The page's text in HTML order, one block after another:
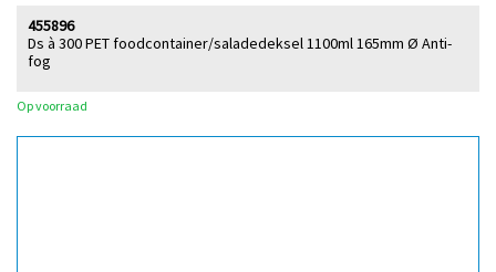
Ds à 300 PET foodcontainer/saladedeksel 1100ml 165mm Ø Anti-
fog
455896
Op voorraad